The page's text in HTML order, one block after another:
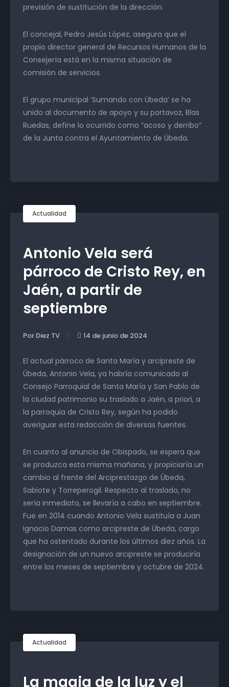
previsión de sustitución de la dirección.
El concejal, Pedro Jesús López, asegura que el
propio director general de Recursos Humanos de la
Consejería está en la misma situación de
comisión de servicios.
El grupo municipal ‘Sumando con Úbeda’ se ha
unido al documento de apoyo y su portavoz, Blas
Ruedas, define lo ocurrido como “acoso y derribo”
de la Junta contra el Ayuntamiento de Úbeda.
Actualidad
Antonio Vela será
párroco de Cristo Rey, en
Jaén, a partir de
septiembre
Por Diez TV 14 de junio de 2024
El actual párroco de Santa María y arcipreste de
Úbeda, Antonio Vela, ya habría comunicado al
Consejo Parroquial de Santa María y San Pablo de
la ciudad patrimonio su traslado a Jaén, a priori, a
la parroquia de Cristo Rey, según ha podido
averiguar esta redacción de diversas fuentes.
En cuanto al anuncio de Obispado, se espera que
se produzca esta misma mañana, y propiciaría un
cambio al frente del Arciprestazgo de Úbeda,
Sabiote y Torreperogil. Respecto al traslado, no
sería inmediato, se llevaría a cabo en septiembre.
Fue en 2014 cuando Antonio Vela sustituía a Juan
Ignacio Damas como arcipreste de Úbeda, cargo
que ha ostentado durante los últimos diez años. La
designación de un nuevo arcipreste se produciría
entre los meses de septiembre y octubre de 2024.
Actualidad
La magia de la luz y el